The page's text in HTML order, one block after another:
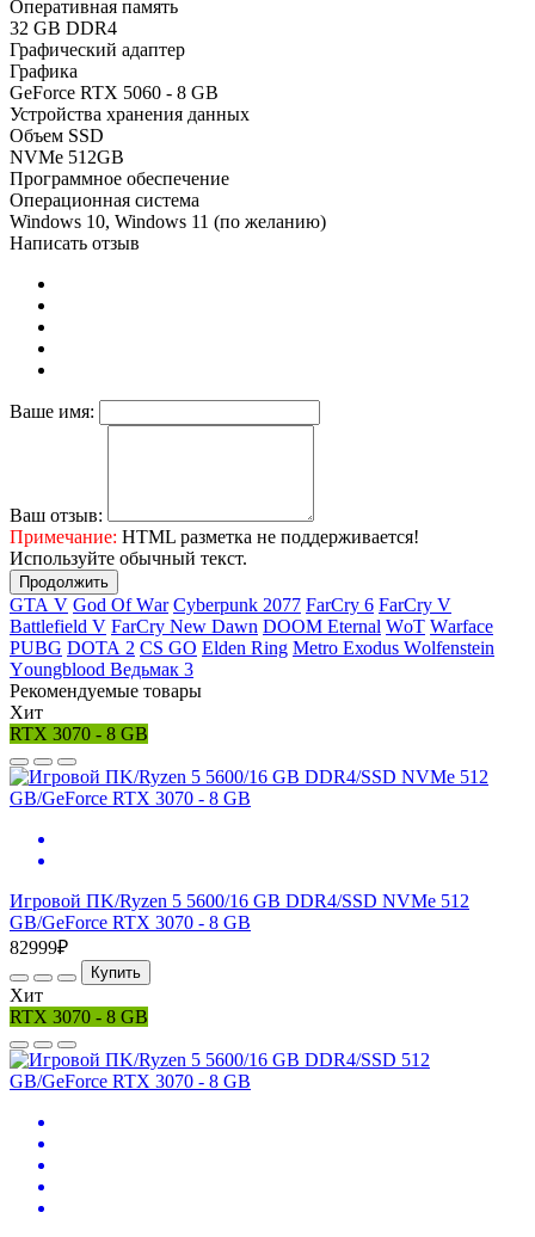
Оперативная память
32 GB DDR4
Графический адаптер
Графика
GeForce RTX 5060 - 8 GB
Устройства хранения данных
Объем SSD
NVMe 512GB
Программное обеспечение
Операционная система
Windows 10, Windows 11 (по желанию)
Написать отзыв
Ваше имя:
Ваш отзыв:
Примечание: HTML разметка не поддерживается!
Используйте обычный текст.
Продолжить
GТА V Gоd Оf Wаr Cyberpunk 2077 FаrСry 6 FarCry V
Ваttlеfiеld V FаrСry Nеw Dаwn DООМ Еtеrnаl WоТ Wаrfасе
РUВG DОТА 2 СS GО Elden Ring Меtrо Ехоdus Wоlfеnstеin
Yоungblооd Ведьмак 3
Рекомендуемые товары
Хит
RTX 3070 - 8 GB
Игровой ПK/Ryzen 5 5600/16 GB DDR4/SSD NVMe 512
GB/GeForce RTX 3070 - 8 GB
82999₽
Купить
Хит
RTX 3070 - 8 GB